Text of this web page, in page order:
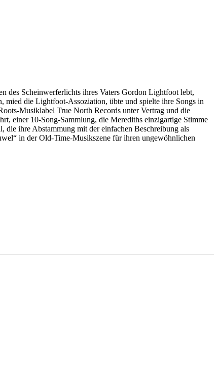
des Scheinwerferlichts ihres Vaters Gordon Lightfoot lebt,
die Lightfoot-Assoziation, übte und spielte ihre Songs in
Musiklabel True North Records unter Vertrag und die
einer 10-Song-Sammlung, die Merediths einzigartige Stimme
ihre Abstammung mit der einfachen Beschreibung als
in der Old-Time-Musikszene für ihren ungewöhnlichen